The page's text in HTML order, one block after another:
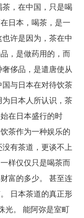
，在中国，只是喝
日本，喝茶，是一
许是因为，茶在中
，是做药用的，而
侈品，是遣唐使从
与日本在对待饮茶
日本人所认识，茶
在日本盛行的时
茶作为一种娱乐的
有茶道，更谈不上
样仅仅只是喝茶而
富的多少。 甚至连
日本茶道的真正形
光。 能阿弥是室町